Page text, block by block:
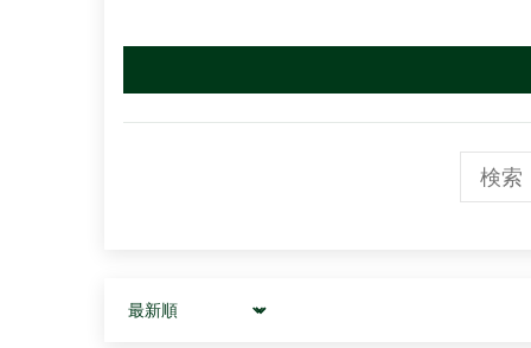
Sort by